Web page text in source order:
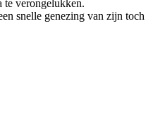
te verongelukken.
snelle genezing van zijn toch